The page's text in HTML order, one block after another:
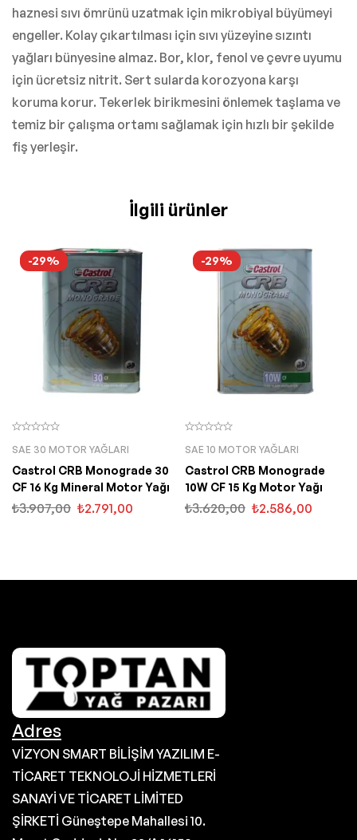
haznesi sıvı ömrünü uzatmak için mikrobiyal büyümeyi
engeller. Kolay çıkartılması için sıvı yüzeyine sızıntı
yağları bünyesine almaz. Bor, klor, fenol ve çevre uyumu
için ücretsiz nitrit. Sert sularda korozyona karşı
koruma korur. Tekerlek birikmesini önlemek taşlama ve
temiz bir çalışma ortamı sağlamak için hızlı bir şekilde
fiş yerleşir.
İlgili ürünler
-29%
SAE 30 MOTOR YAĞLARI
Castrol CRB Monograde 30
CF 16 Kg Mineral Motor Yağı
₺3.907,00 ₺2.791,00
-29%
SAE 10 MOTOR YAĞLARI
Castrol CRB Monograde
10W CF 15 Kg Motor Yağı
₺3.620,00 ₺2.586,00
Adres
VİZYON SMART BİLİŞİM YAZILIM E-
TİCARET TEKNOLOJİ HİZMETLERİ
SANAYİ VE TİCARET LİMİTED
ŞİRKETİ Güneştepe Mahallesi 10.